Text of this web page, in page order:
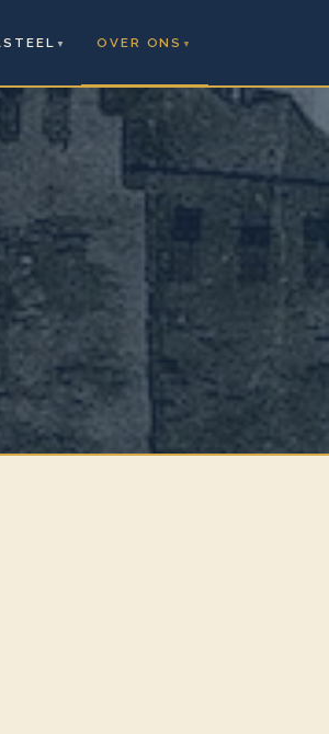
▼ OVER ONS ▼